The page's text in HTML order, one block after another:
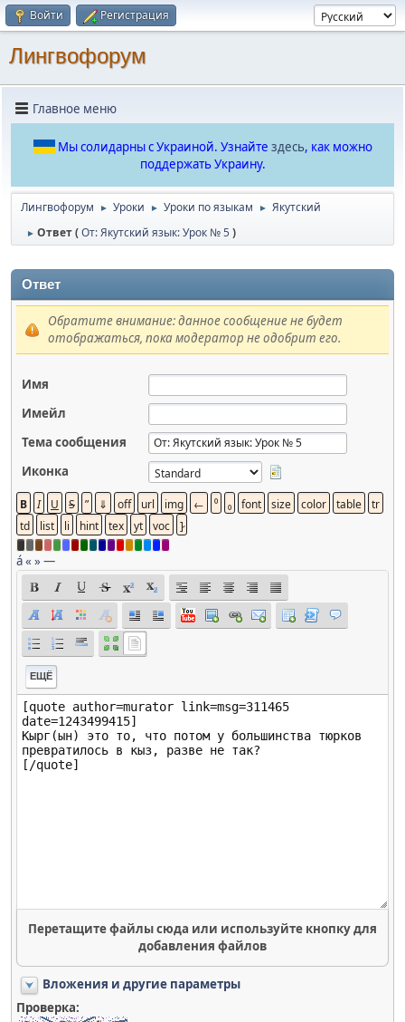
Войти Регистрация
Лингвофорум
Главное меню
Мы солидарны с Украиной. Узнайте здесь, как можно
поддержать Украину.
Лингвофорум ► Уроки ► Уроки по языкам ► Якутский
► Ответ (От: Якутский язык: Урок № 5)
Ответ
Обратите внимание: данное сообщение не будет
отображаться, пока модератор не одобрит его.
Имя
Имейл
Тема сообщения
Иконка
á« »—
ЕЩЁ
Перетащите файлы сюда или используйте кнопку для
добавления файлов
Вложения и другие параметры
Проверка: